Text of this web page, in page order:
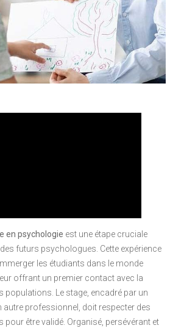
en psychologie est une étape cruciale
futurs psychologues. Cette expérience
les étudiants dans le monde
offrant un premier contact avec la
populations. Le stage, encadré par un
autre professionnel, doit respecter des
pour être validé. Organisé, persévérant et